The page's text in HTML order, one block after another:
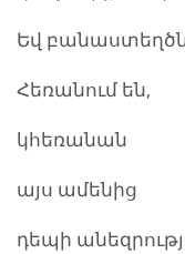
Եվ
Հեռանում են,
կհեռանան
այս ամենից
դեպի